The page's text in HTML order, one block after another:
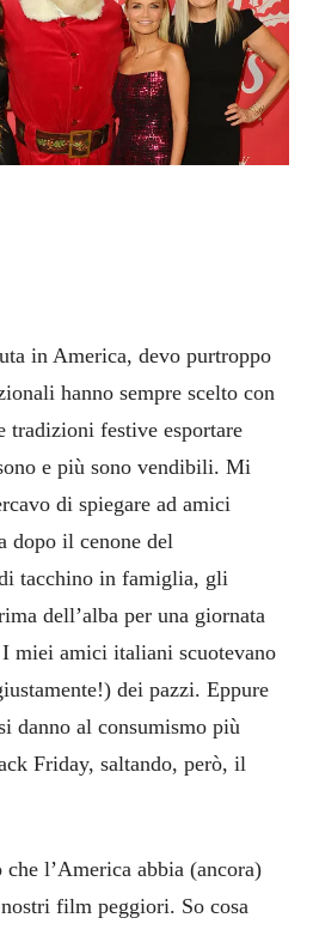
in America, devo purtroppo
hanno sempre scelto con
tradizioni festive esportare
e più sono vendibili. Mi
di spiegare ad amici
dopo il cenone del
tacchino in famiglia, gli
dell’alba per una giornata
miei amici italiani scuotevano
dei pazzi. Eppure
danno al consumismo più
Friday, saltando, però, il
l’America abbia (ancora)
film peggiori. So cosa